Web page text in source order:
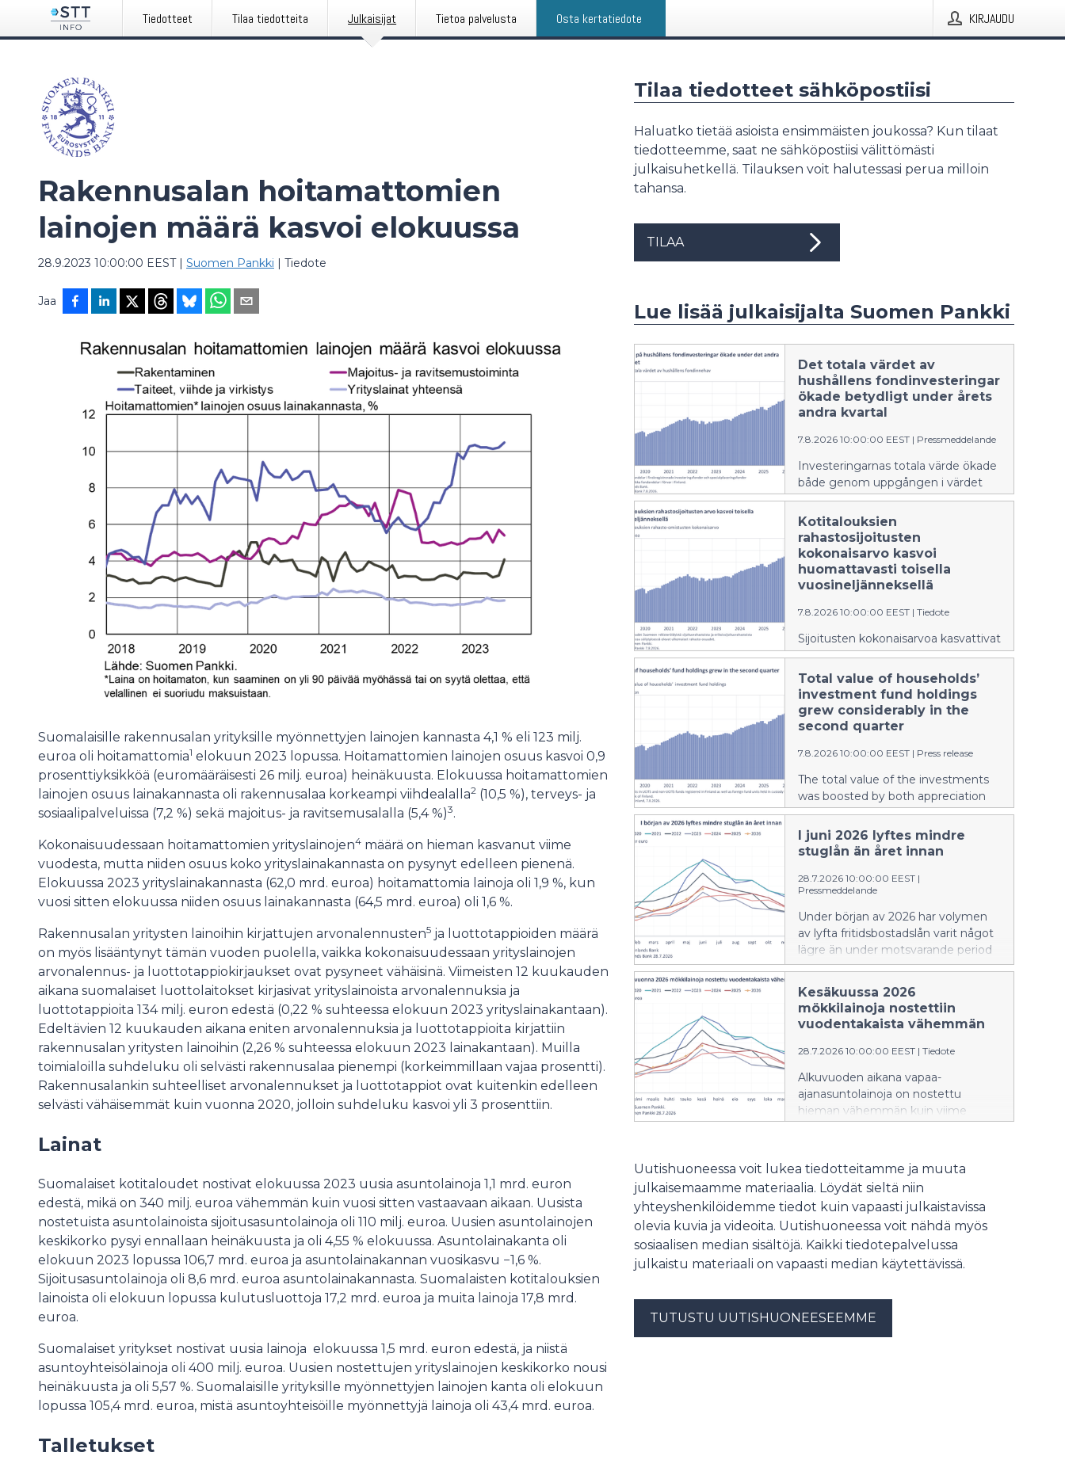
Tiedotteet Tilaa tiedotteita Julkaisijat Tietoa palvelusta Osta kertatiedote KIRJAUDU
Rakennusalan hoitamattomien
lainojen määrä kasvoi elokuussa
28.9.2023 10:00:00 EEST| Suomen Pankki | Tiedote
Jaa
Suomalaisille rakennusalan yrityksille myönnettyjen lainojen kannasta 4,1 % eli 123 milj.
euroa oli hoitamattomia1 elokuun 2023 lopussa. Hoitamattomien lainojen osuus kasvoi 0,9
prosenttiyksikköä (euromääräisesti 26 milj. euroa) heinäkuusta. Elokuussa hoitamattomien
lainojen osuus lainakannasta oli rakennusalaa korkeampi viihdealalla2 (10,5 %), terveys- ja
sosiaalipalveluissa (7,2 %) sekä majoitus- ja ravitsemusalalla (5,4 %)3.
Kokonaisuudessaan hoitamattomien yrityslainojen4 määrä on hieman kasvanut viime
vuodesta, mutta niiden osuus koko yrityslainakannasta on pysynyt edelleen pienenä.
Elokuussa 2023 yrityslainakannasta (62,0 mrd. euroa) hoitamattomia lainoja oli 1,9 %, kun
vuosi sitten elokuussa niiden osuus lainakannasta (64,5 mrd. euroa) oli 1,6 %.
Rakennusalan yritysten lainoihin kirjattujen arvonalennusten5 ja luottotappioiden määrä
on myös lisääntynyt tämän vuoden puolella, vaikka kokonaisuudessaan yrityslainojen
arvonalennus- ja luottotappiokirjaukset ovat pysyneet vähäisinä. Viimeisten 12 kuukauden
aikana suomalaiset luottolaitokset kirjasivat yrityslainoista arvonalennuksia ja
luottotappioita 134 milj. euron edestä (0,22 % suhteessa elokuun 2023 yrityslainakantaan).
Edeltävien 12 kuukauden aikana eniten arvonalennuksia ja luottotappioita kirjattiin
rakennusalan yritysten lainoihin (2,26 % suhteessa elokuun 2023 lainakantaan). Muilla
toimialoilla suhdeluku oli selvästi rakennusalaa pienempi (korkeimmillaan vajaa prosentti).
Rakennusalankin suhteelliset arvonalennukset ja luottotappiot ovat kuitenkin edelleen
selvästi vähäisemmät kuin vuonna 2020, jolloin suhdeluku kasvoi yli 3 prosenttiin.
Lainat
Suomalaiset kotitaloudet nostivat elokuussa 2023 uusia asuntolainoja 1,1 mrd. euron
edestä, mikä on 340 milj. euroa vähemmän kuin vuosi sitten vastaavaan aikaan. Uusista
nostetuista asuntolainoista sijoitusasuntolainoja oli 110 milj. euroa. Uusien asuntolainojen
keskikorko pysyi ennallaan heinäkuusta ja oli 4,55 % elokuussa. Asuntolainakanta oli
elokuun 2023 lopussa 106,7 mrd. euroa ja asuntolainakannan vuosikasvu −1,6 %.
Sijoitusasuntolainoja oli 8,6 mrd. euroa asuntolainakannasta. Suomalaisten kotitalouksien
lainoista oli elokuun lopussa kulutusluottoja 17,2 mrd. euroa ja muita lainoja 17,8 mrd.
euroa.
Suomalaiset yritykset nostivat uusia lainoja elokuussa 1,5 mrd. euron edestä, ja niistä
asuntoyhteisölainoja oli 400 milj. euroa. Uusien nostettujen yrityslainojen keskikorko nousi
heinäkuusta ja oli 5,57 %. Suomalaisille yrityksille myönnettyjen lainojen kanta oli elokuun
lopussa 105,4 mrd. euroa, mistä asuntoyhteisöille myönnettyjä lainoja oli 43,4 mrd. euroa.
Talletukset
Tilaa tiedotteet sähköpostiisi
Haluatko tietää asioista ensimmäisten joukossa? Kun tilaat
tiedotteemme, saat ne sähköpostiisi välittömästi
julkaisuhetkellä. Tilauksen voit halutessasi perua milloin
tahansa.
TILAA
Lue lisää julkaisijalta Suomen Pankki
Det totala värdet av
hushållens fondinvesteringar
ökade betydligt under årets
andra kvartal
7.8.2026 10:00:00 EEST | Pressmeddelande
Investeringarnas totala värde ökade
både genom uppgången i värdet
och genom nya fondteckningar.
Kotitalouksien
rahastosijoitusten
kokonaisarvo kasvoi
huomattavasti toisella
vuosineljänneksellä
7.8.2026 10:00:00 EEST | Tiedote
Sijoitusten kokonaisarvoa kasvattivat
sekä arvonnousu että uudet
rahastomerkinnät.
Total value of households’
investment fund holdings
grew considerably in the
second quarter
7.8.2026 10:00:00 EEST | Press release
The total value of the investments
was boosted by both appreciation
and new fund subscriptions.
I juni 2026 lyftes mindre
stuglån än året innan
28.7.2026 10:00:00 EEST |
Pressmeddelande
Under början av 2026 har volymen
av lyfta fritidsbostadslån varit något
lägre än under motsvarande period
föregående år. Den genomsnittliga
högre än för ett år sedan. En större
andel av de nya stuglånen än
tidigare var bundna till tre eller sex
månaders Euribor.
Kesäkuussa 2026
mökkilainoja nostettiin
vuodentakaista vähemmän
28.7.2026 10:00:00 EEST | Tiedote
Alkuvuoden aikana vapaa-
ajanasuntolainoja on nostettu
hieman vähemmän kuin viime
kesäkuussa korkeampi kuin vuosi
sitten. Aiempaa suurempi osa
uusista mökkilainoista sidottiin 3 tai 6
kuukauden euriborkorkoon.
Uutishuoneessa voit lukea tiedotteitamme ja muuta
julkaisemaamme materiaalia. Löydät sieltä niin
yhteyshenkilöidemme tiedot kuin vapaasti julkaistavissa
olevia kuvia ja videoita. Uutishuoneessa voit nähdä myös
sosiaalisen median sisältöjä. Kaikki tiedotepalvelussa
julkaistu materiaali on vapaasti median käytettävissä.
TUTUSTU UUTISHUONEESEEMME